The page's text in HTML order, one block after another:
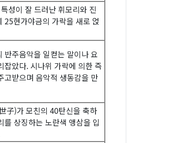
성이 잘 드러난 휘모리와 진
25현가야금의 가락을 새로 얹
반주음악을 일컫는 말이나 요
잡았다. 시나위 가락에 의한 즉
고받으며 음악적 생동감을 만
子)가 모친의 40탄신을 축하
상징하는 노란색 앵삼을 입